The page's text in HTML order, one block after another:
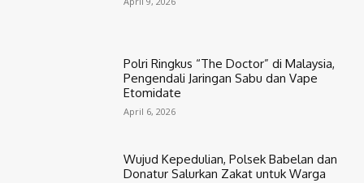
Polri Ringkus “The Doctor” di Malaysia,
Pengendali Jaringan Sabu dan Vape
Etomidate
April 6, 2026
Wujud Kepedulian, Polsek Babelan dan
Donatur Salurkan Zakat untuk Warga